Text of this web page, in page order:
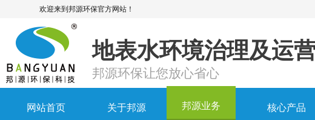
来到邦源环保官方网站！
地表水环境治理及运
邦源环保让您放心省心
网站首页 关于邦源 邦源业务 核心产品